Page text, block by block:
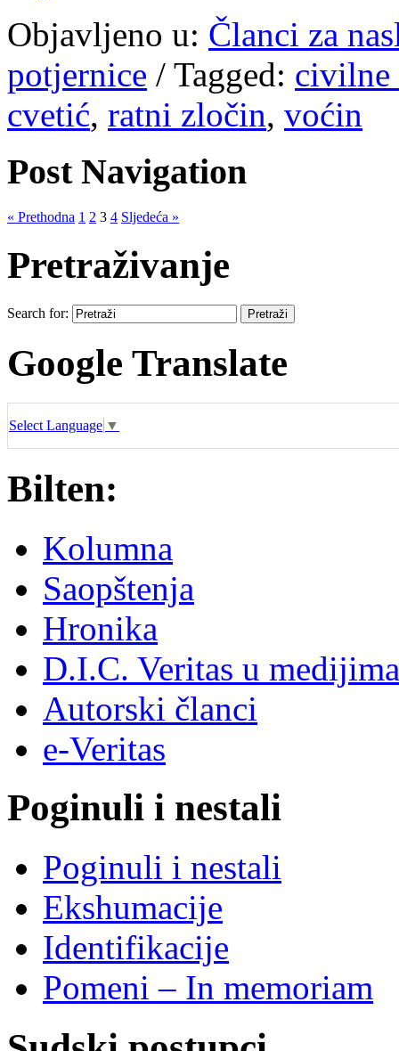
Objavljeno u: Članci za
potjernice / Tagged: civilne
cvetić, ratni zločin, voćin
Post Navigation
« Prethodna 1 2 3 4 Sljedeća »
Pretraživanje
Search for:
Google Translate
Select Language ▼
Bilten:
Kolumna
Saopštenja
Hronika
D.I.C. Veritas u medijima
Autorski članci
e-Veritas
Poginuli i nestali
Poginuli i nestali
Ekshumacije
Identifikacije
Pomeni – In memoriam